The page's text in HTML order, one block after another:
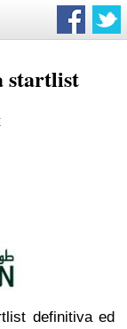
startlist
definitiva ed